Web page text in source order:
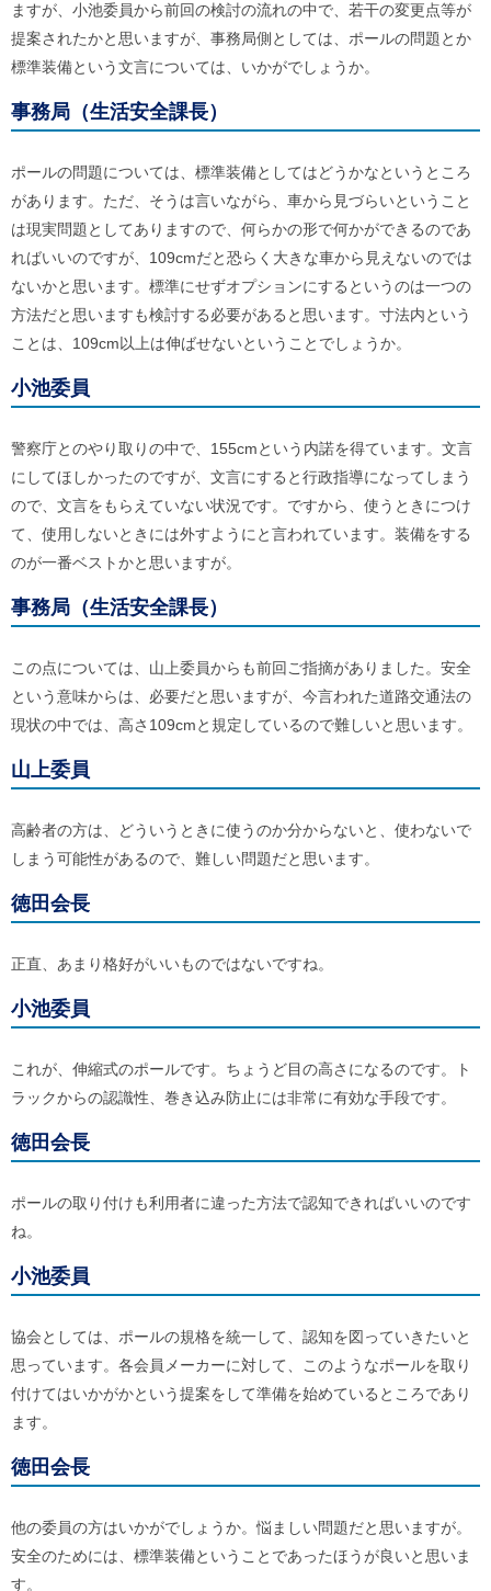
ますが、小池委員から前回の検討の流れの中で、若干の変更点等が
提案されたかと思いますが、事務局側としては、ポールの問題とか
標準装備という文言については、いかがでしょうか。
事務局（生活安全課長）
ポールの問題については、標準装備としてはどうかなというところ
があります。ただ、そうは言いながら、車から見づらいということ
は現実問題としてありますので、何らかの形で何かができるのであ
ればいいのですが、109cmだと恐らく大きな車から見えないのでは
ないかと思います。標準にせずオプションにするというのは一つの
方法だと思いますも検討する必要があると思います。寸法内という
ことは、109cm以上は伸ばせないということでしょうか。
小池委員
警察庁とのやり取りの中で、155cmという内諾を得ています。文言
にしてほしかったのですが、文言にすると行政指導になってしまう
ので、文言をもらえていない状況です。ですから、使うときにつけ
て、使用しないときには外すようにと言われています。装備をする
のが一番ベストかと思いますが。
事務局（生活安全課長）
この点については、山上委員からも前回ご指摘がありました。安全
という意味からは、必要だと思いますが、今言われた道路交通法の
現状の中では、高さ109cmと規定しているので難しいと思います。
山上委員
高齢者の方は、どういうときに使うのか分からないと、使わないで
しまう可能性があるので、難しい問題だと思います。
徳田会長
正直、あまり格好がいいものではないですね。
小池委員
これが、伸縮式のポールです。ちょうど目の高さになるのです。ト
ラックからの認識性、巻き込み防止には非常に有効な手段です。
徳田会長
ポールの取り付けも利用者に違った方法で認知できればいいのです
ね。
小池委員
協会としては、ポールの規格を統一して、認知を図っていきたいと
思っています。各会員メーカーに対して、このようなポールを取り
付けてはいかがかという提案をして準備を始めているところであり
ます。
徳田会長
他の委員の方はいかがでしょうか。悩ましい問題だと思いますが。
安全のためには、標準装備ということであったほうが良いと思いま
す。